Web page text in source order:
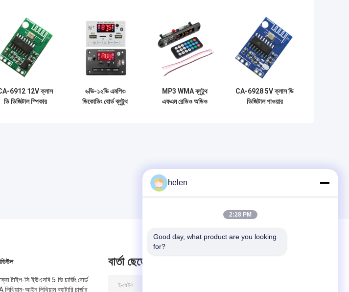
6912 12V ক্লাস
ডি ডিজিটাল স্পিকার
৬ভি-১২ভি এমপি৩
ডিকোডিং বোর্ড ব্লুটুথ
MP3 WMA ব্লুটুথ
এফএম রেডিও অডিও
CA-6928 5V ক্লাস ডি
ডিজিটাল পাওয়ার
টাইপ-সি ইউএসবি 5 ভি চার্জিং বোর্ড
আইন লিথিয়াম ব্যাটারি চার্জার
বার্তা ছেড়ে
helen
2:28 PM
Good day, what product are you looking
for?